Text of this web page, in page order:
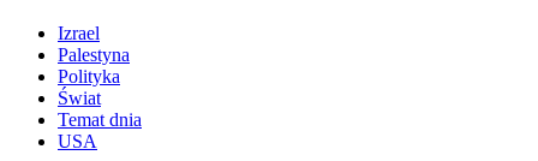
Izrael
Palestyna
Polityka
Świat
Temat dnia
USA